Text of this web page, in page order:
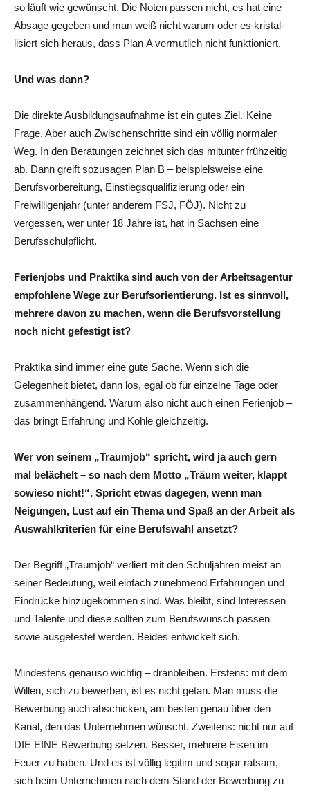
so läuft wie gewünscht. Die Noten passen nicht, es hat eine
Absage gegeben und man weiß nicht warum oder es kristal­
lisiert sich heraus, dass Plan A vermutlich nicht funktioniert.
Und was dann?
Die direkte Ausbildungsaufnahme ist ein gutes Ziel. Keine
Frage. Aber auch Zwischenschritte sind ein völlig normaler
Weg. In den Be­ratungen zeichnet sich das mitunter frühzeitig
ab. Dann greift sozusagen Plan B – beispielsweise eine
Berufsvorbereitung, Einstiegsqualifizierung oder ein
Freiwilligenjahr (unter anderem FSJ, FÖJ). Nicht zu
vergessen, wer unter 18 Jahre ist, hat in Sachsen eine
Berufsschulpflicht.
Ferienjobs und Praktika sind auch von der Arbeitsagentur
empfohlene Wege zur Berufsorientierung. Ist es sinnvoll,
mehrere davon zu machen, wenn die Berufsvorstellung
noch nicht gefestigt ist?
Praktika sind immer eine ­gute Sache. Wenn sich die
Gelegenheit bietet, dann los, egal ob für einzelne Tage oder
zusammenhängend. Warum also nicht auch einen Ferienjob –
das bringt Erfahrung und Kohle gleichzeitig.
Wer von seinem „Traumjob“ spricht, wird ja auch gern
mal belächelt – so nach dem Motto „Träum weiter, klappt
sowieso nicht!“. Spricht etwas dagegen, wenn man
Neigungen, Lust auf ein Thema und Spaß an der Arbeit als
Auswahl­kriterien für eine Berufswahl ansetzt?
Der Begriff „Traumjob“ verliert mit den Schuljahren meist an
seiner Bedeutung, weil einfach zunehmend ­Erfahrungen und
Eindrücke hinzugekommen sind. Was bleibt, sind Interessen
und Talente und diese sollten zum Berufswunsch passen
sowie ausgetestet werden. Beides entwickelt sich.
Mindestens genauso wichtig – dranbleiben. Erstens: mit dem
Willen, sich zu bewerben, ist es nicht getan. Man muss die
Bewerbung auch abschicken, am besten genau über den
Kanal, den das Unternehmen wünscht. Zweitens: nicht nur auf
DIE EINE Bewerbung setzen. Besser, mehrere Eisen im
Feuer zu haben. Und es ist völlig legitim und sogar ratsam,
sich beim Unternehmen nach dem Stand der Bewerbung zu